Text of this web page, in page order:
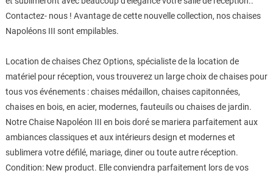
Contactez- nous ! Avantage de cette nouvelle collection, nos chaises
Napoléons III sont empilables.
Location de chaises Chez Options, spécialiste de la location de
matériel pour réception, vous trouverez un large choix de chaises pour
tous vos événements : chaises médaillon, chaises capitonnées,
chaises en bois, en acier, modernes, fauteuils ou chaises de jardin.
Notre Chaise Napoléon III en bois doré se mariera parfaitement aux
ambiances classiques et aux intérieurs design et modernes et
sublimera votre défilé, mariage, diner ou toute autre réception.
Condition: New product. Elle conviendra parfaitement lors de vos